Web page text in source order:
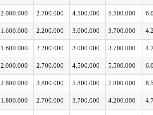
2.000.000 2.700.000 4.500.000 5.500.000
1.600.000 2.200.000 3.000.000 3.700.000
1.600.000 2.200.000 3.000.000 3.700.000
2.000.000 2.700.000 4.500.000 5.500.000
2.800.000 3.800.000 5.800.000 7.800.000
1.800.000 2.700.000 3.700.000 4.200.000